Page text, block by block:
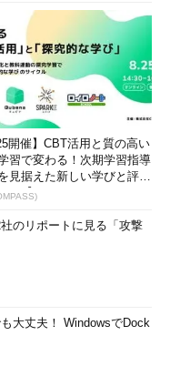
よびeラーニング指導を
開催】CBT活用と質の高い
習で変わる！次期学習指導
見据えた新しい学びと評価
チ【オンラインイベ...
のリポートに見る「攻撃
大丈夫！ WindowsでDock